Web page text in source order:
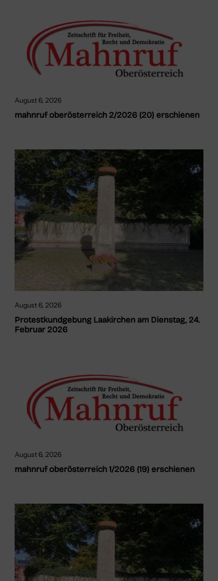
August 6, 2026
mahnruf oberösterreich 2/2026 (20) erschienen
August 6, 2026
Protestkundgebung Laakirchen am Dienstag, 24.
Februar 2026
August 6, 2026
mahnruf oberösterreich 1/2026 (19) erschienen